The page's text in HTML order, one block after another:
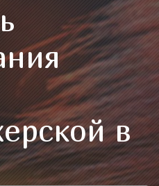
в